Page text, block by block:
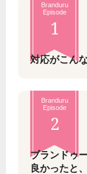
Branduru
Episode
1
対応がこん
Branduru
Episode
2
ブランドゥ
良かったと